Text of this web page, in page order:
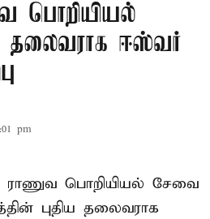
பொறியியல்
தலைவராக ஈஸ்வர்
pm
ராணுவ பொறியியல் சேவை
புதிய தலைவராக